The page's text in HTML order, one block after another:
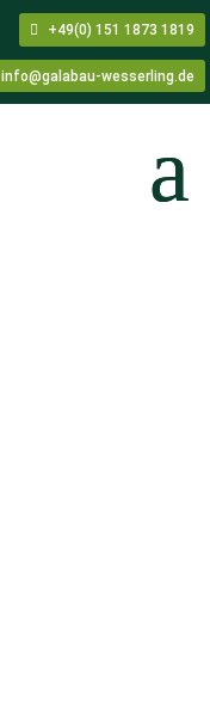
+49(0) 151 1873 1819
info@galabau-wesserling.de